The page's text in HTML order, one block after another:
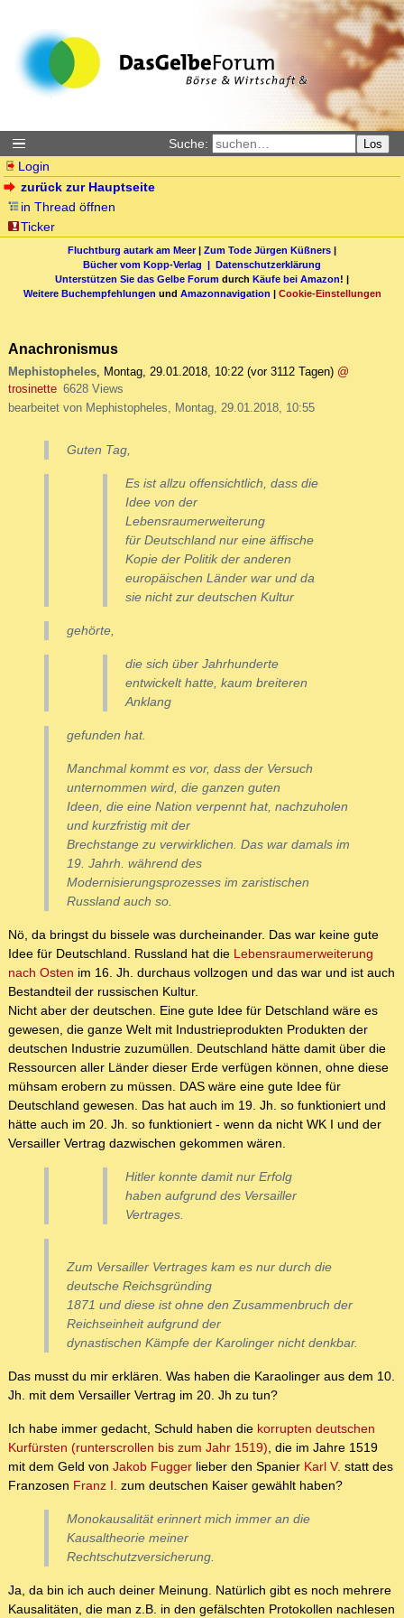
Suche: Los
Login
zurück zur Hauptseite
in Thread öffnen
Ticker
Fluchtburg autark am Meer| Zum Tode Jürgen Küßners |
Bücher vom Kopp-Verlag | Datenschutzerklärung
Unterstützen Sie das Gelbe Forum durch Käufe bei Amazon! |
Weitere Buchempfehlungen und Amazonnavigation | Cookie-Einstellungen
Anachronismus
Mephistopheles, Montag, 29.01.2018, 10:22 (vor 3112 Tagen) @
trosinette 6628 Views
bearbeitet von Mephistopheles, Montag, 29.01.2018, 10:55
Guten Tag,
Es ist allzu offensichtlich, dass die
Idee von der
Lebensraumerweiterung
für Deutschland nur eine äffische
Kopie der Politik der anderen
europäischen Länder war und da
sie nicht zur deutschen Kultur
gehörte,
die sich über Jahrhunderte
entwickelt hatte, kaum breiteren
Anklang
gefunden hat.
Manchmal kommt es vor, dass der Versuch
unternommen wird, die ganzen guten
Ideen, die eine Nation verpennt hat, nachzuholen
und kurzfristig mit der
Brechstange zu verwirklichen. Das war damals im
19. Jahrh. während des
Modernisierungsprozesses im zaristischen
Russland auch so.
Nö, da bringst du bissele was durcheinander. Das war keine gute
Idee für Deutschland. Russland hat die Lebensraumerweiterung
nach Osten im 16. Jh. durchaus vollzogen und das war und ist auch
Bestandteil der russischen Kultur.
Nicht aber der deutschen. Eine gute Idee für Detschland wäre es
gewesen, die ganze Welt mit Industrieprodukten Produkten der
deutschen Industrie zuzumüllen. Deutschland hätte damit über die
Ressourcen aller Länder dieser Erde verfügen können, ohne diese
mühsam erobern zu müssen. DAS wäre eine gute Idee für
Deutschland gewesen. Das hat auch im 19. Jh. so funktioniert und
hätte auch im 20. Jh. so funktioniert - wenn da nicht WK I und der
Versailler Vertrag dazwischen gekommen wären.
Hitler konnte damit nur Erfolg
haben aufgrund des Versailler
Vertrages.
Zum Versailler Vertrages kam es nur durch die
deutsche Reichsgründing
1871 und diese ist ohne den Zusammenbruch der
Reichseinheit aufgrund der
dynastischen Kämpfe der Karolinger nicht denkbar.
Das musst du mir erklären. Was haben die Karaolinger aus dem 10.
Jh. mit dem Versailler Vertrag im 20. Jh zu tun?
Ich habe immer gedacht, Schuld haben die korrupten deutschen
Kurfürsten (runterscrollen bis zum Jahr 1519), die im Jahre 1519
mit dem Geld von Jakob Fugger lieber den Spanier Karl V. statt des
Franzosen Franz I. zum deutschen Kaiser gewählt haben?
Monokausalität erinnert mich immer an die
Kausaltheorie meiner
Rechtschutzversicherung.
Ja, da bin ich auch deiner Meinung. Natürlich gibt es noch mehrere
Kausalitäten, die man z.B. in den gefälschten Protokollen nachlesen